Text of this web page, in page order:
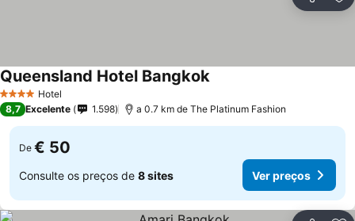
4 EstrelasHotel
Queensland Hotel Bangkok
8,7 Excelente 1.598 a 0.7 km de The Platinum Fashion
De € 50
Consulte os preços de 8 sites Ver preços